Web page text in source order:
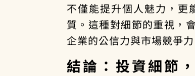
不僅能提升個人魅力，更
質。這種對細節的重視，
企業的公信力與市場競爭
結論：投資細節